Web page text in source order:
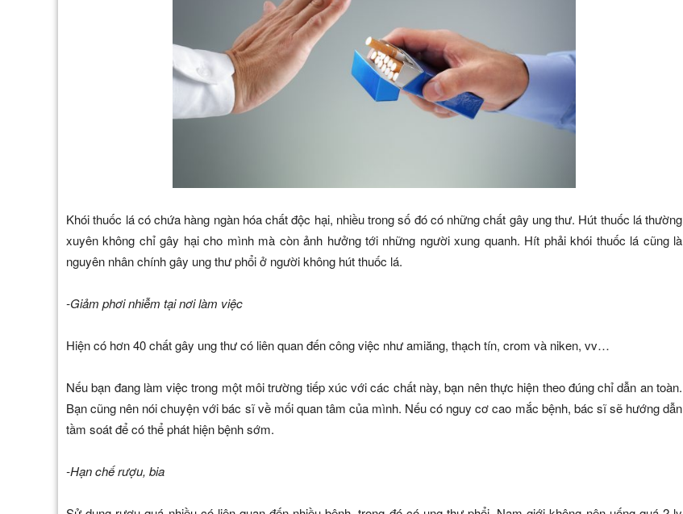
Khói thuốc lá có chứa hàng ngàn hóa chất độc hại, nhiều trong số đó có những chất gây ung thư. Hút thuốc lá thường
xuyên không chỉ gây hại cho mình mà còn ảnh hưởng tới những người xung quanh. Hít phải khói thuốc lá cũng là
nguyên nhân chính gây ung thư phổi ở người không hút thuốc lá.
-Giảm phơi nhiễm tại nơi làm việc
Hiện có hơn 40 chất gây ung thư có liên quan đến công việc như amiăng, thạch tín, crom và niken, vv…
Nếu bạn đang làm việc trong một môi trường tiếp xúc với các chất này, bạn nên thực hiện theo đúng chỉ dẫn an toàn.
Bạn cũng nên nói chuyện với bác sĩ về mối quan tâm của mình. Nếu có nguy cơ cao mắc bệnh, bác sĩ sẽ hướng dẫn
tầm soát để có thể phát hiện bệnh sớm.
-Hạn chế rượu, bia